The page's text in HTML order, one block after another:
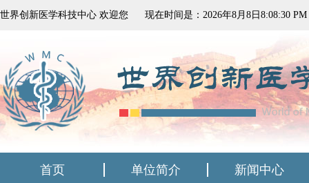
世界创新医学科技中心 欢迎您 现在时间是： 2026年8月 8 日 8:08:31 PM
首页 单位简介 新闻中心